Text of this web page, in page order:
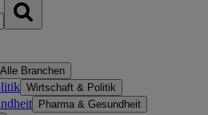
Alle Branchen
Wirtschaft & Politik
Pharma & Gesundheit